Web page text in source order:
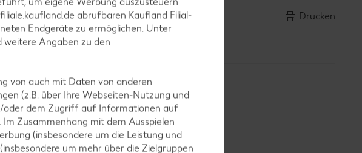
Drucken
abrufbaren Kaufland Filial-
Endgeräte zu ermöglichen. Unter
weitere Angaben zu den
von auch mit Daten von anderen
(z.B. über Ihre Webseiten-Nutzung und
oder dem Zugriff auf Informationen auf
Zusammenhang mit dem Ausspielen
(insbesondere um die Leistung und
um mehr über die Zielgruppen